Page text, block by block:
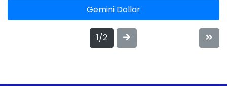
Gemini Dollar
1/2